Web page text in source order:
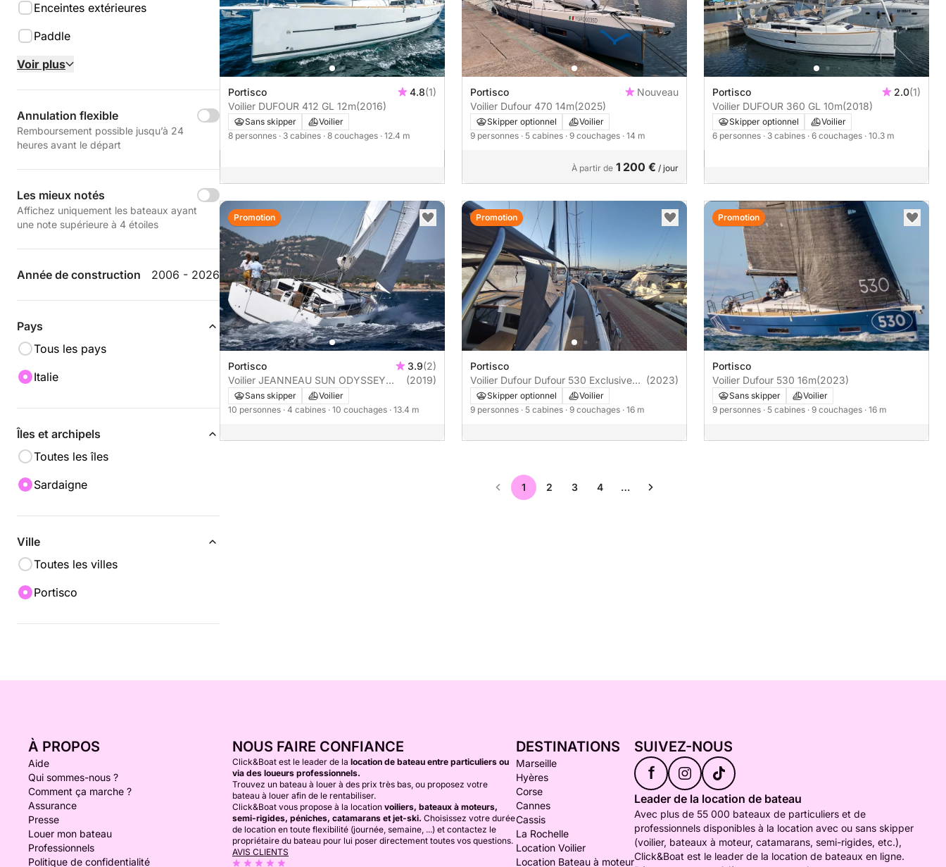
Enceintes extérieures
Paddle
Voir plus
Annulation flexible
Remboursement possible jusqu’à 24
heures avant le départ
Les mieux notés
Affichez uniquement les bateaux ayant
une note supérieure à 4 étoiles
Année de construction 2006 - 2026
Pays
Tous les pays
Italie
Îles et archipels
Toutes les îles
Sardaigne
Ville
Toutes les villes
Portisco
Portisco 4.8(1)
Voilier DUFOUR 412 GL 12m(2016)
Sans skipper
Voilier
8 personnes · 3 cabines · 8 couchages · 12.4 m
Portisco
Nouveau
Voilier Dufour 470 14m(2025)
Skipper optionnel
Voilier
9 personnes · 5 cabines · 9 couchages · 14 m
À partir de 1 200 € / jour
Portisco 2.0(1)
Voilier DUFOUR 360 GL 10m(2018)
Skipper optionnel
Voilier
6 personnes · 3 cabines · 6 couchages · 10.3 m
Portisco 3.9(2)
Voilier JEANNEAU SUN ODYSSEY
440 13m
(2019)
Sans skipper
Voilier
10 personnes · 4 cabines · 10 couchages · 13.4 m
Promotion
Portisco
Voilier Dufour Dufour 530 Exclusive
owner's version 16m
(2023)
Skipper optionnel
Voilier
9 personnes · 5 cabines · 9 couchages · 16 m
Promotion
Portisco
Voilier Dufour 530 16m(2023)
Sans skipper
Voilier
9 personnes · 5 cabines · 9 couchages · 16 m
Promotion
1 2 3 4 …
À PROPOS
Aide
Qui sommes-nous ?
Comment ça marche ?
Assurance
Presse
Louer mon bateau
Professionnels
Politique de confidentialité
NOUS FAIRE CONFIANCE
Click&Boat est le leader de la location de bateau entre particuliers ou
via des loueurs professionnels.
Trouvez un bateau à louer à des prix très bas, ou proposez votre
bateau à louer afin de le rentabiliser.
Click&Boat vous propose à la location voiliers, bateaux à moteurs,
semi-rigides, péniches, catamarans et jet-ski. Choisissez votre durée
de location en toute flexibilité (journée, semaine, ...) et contactez le
propriétaire du bateau pour lui poser directement toutes vos questions.
AVIS CLIENTS
DESTINATIONS
Marseille
Hyères
Corse
Cannes
Cassis
La Rochelle
Location Voilier
Location Bateau à moteur
SUIVEZ-NOUS
f
Leader de la location de bateau
Avec plus de 55 000 bateaux de particuliers et de
professionnels disponibles à la location avec ou sans skipper
(voilier, bateaux à moteur, catamarans, semi-rigides, etc.),
Click&Boat est le leader de la location de bateaux en ligne.